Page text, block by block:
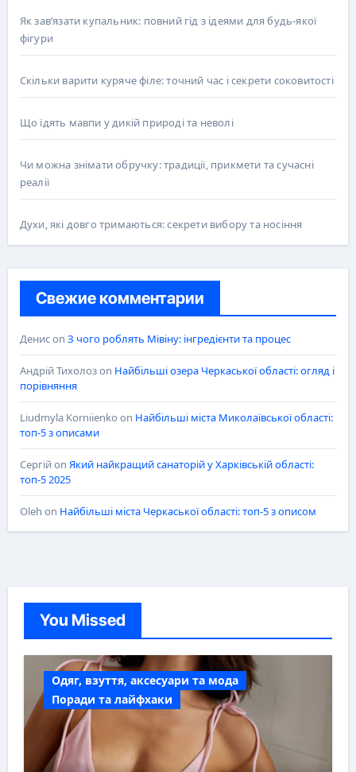
Як зав’язати купальник: повний гід з ідеями для будь-якої
фігури
Скільки варити куряче філе: точний час і секрети соковитості
Що їдять мавпи у дикій природі та неволі
Чи можна знімати обручку: традиції, прикмети та сучасні
реалії
Духи, які довго тримаються: секрети вибору та носіння
Свежие комментарии
Денисon З чого роблять Мівіну: інгредієнти та процес
Андрій Тихолозon Найбільші озера Черкаської області: огляд і
порівняння
Liudmyla Korniienko on Найбільші міста Миколаївської області:
топ-5 з описами
Сергійon Який найкращий санаторій у Харківській області:
топ-5 2025
Oleh on Найбільші міста Черкаської області: топ-5 з описом
You Missed
Одяг, взуття, аксесуари та мода
Поради та лайфхаки